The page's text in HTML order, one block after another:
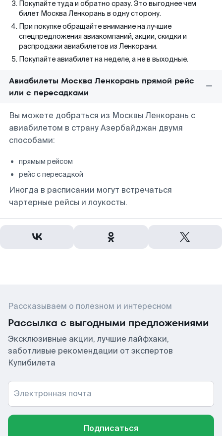
Покупайте туда и обратно сразу. Это выгоднее чем
билет Москва Ленкорань в одну сторону.
При покупке обращайте внимание на лучшие
спецпредложения авиакомпаний, акции, скидки и
распродажи авиабилетов из Ленкорани.
Покупайте авиабилет на неделе, а не в выходные.
Авиабилеты Москва Ленкорань прямой рейс
или с пересадками
Вы можете добраться из Москвы Ленкорань с
авиабилетом в страну Азербайджан двумя
способами:
прямым рейсом
рейс с пересадкой
Иногда в расписании могут встречаться
чартерные рейсы и лоукосты.
Рассказываем о полезном и интересном
Рассылка с выгодными предложениями
Эксклюзивные акции, лучшие лайфхаки,
заботливые рекомендации от экспертов
Купибилета
Электронная почта
Подписаться